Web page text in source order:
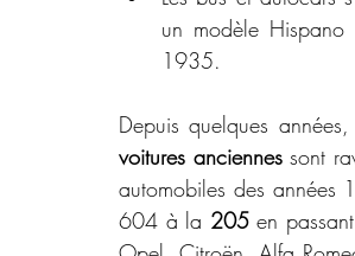
un modèle Hispano
1935.
Depuis quelques
voitures anciennes sont
automobiles des années
604 à la 205 en passant